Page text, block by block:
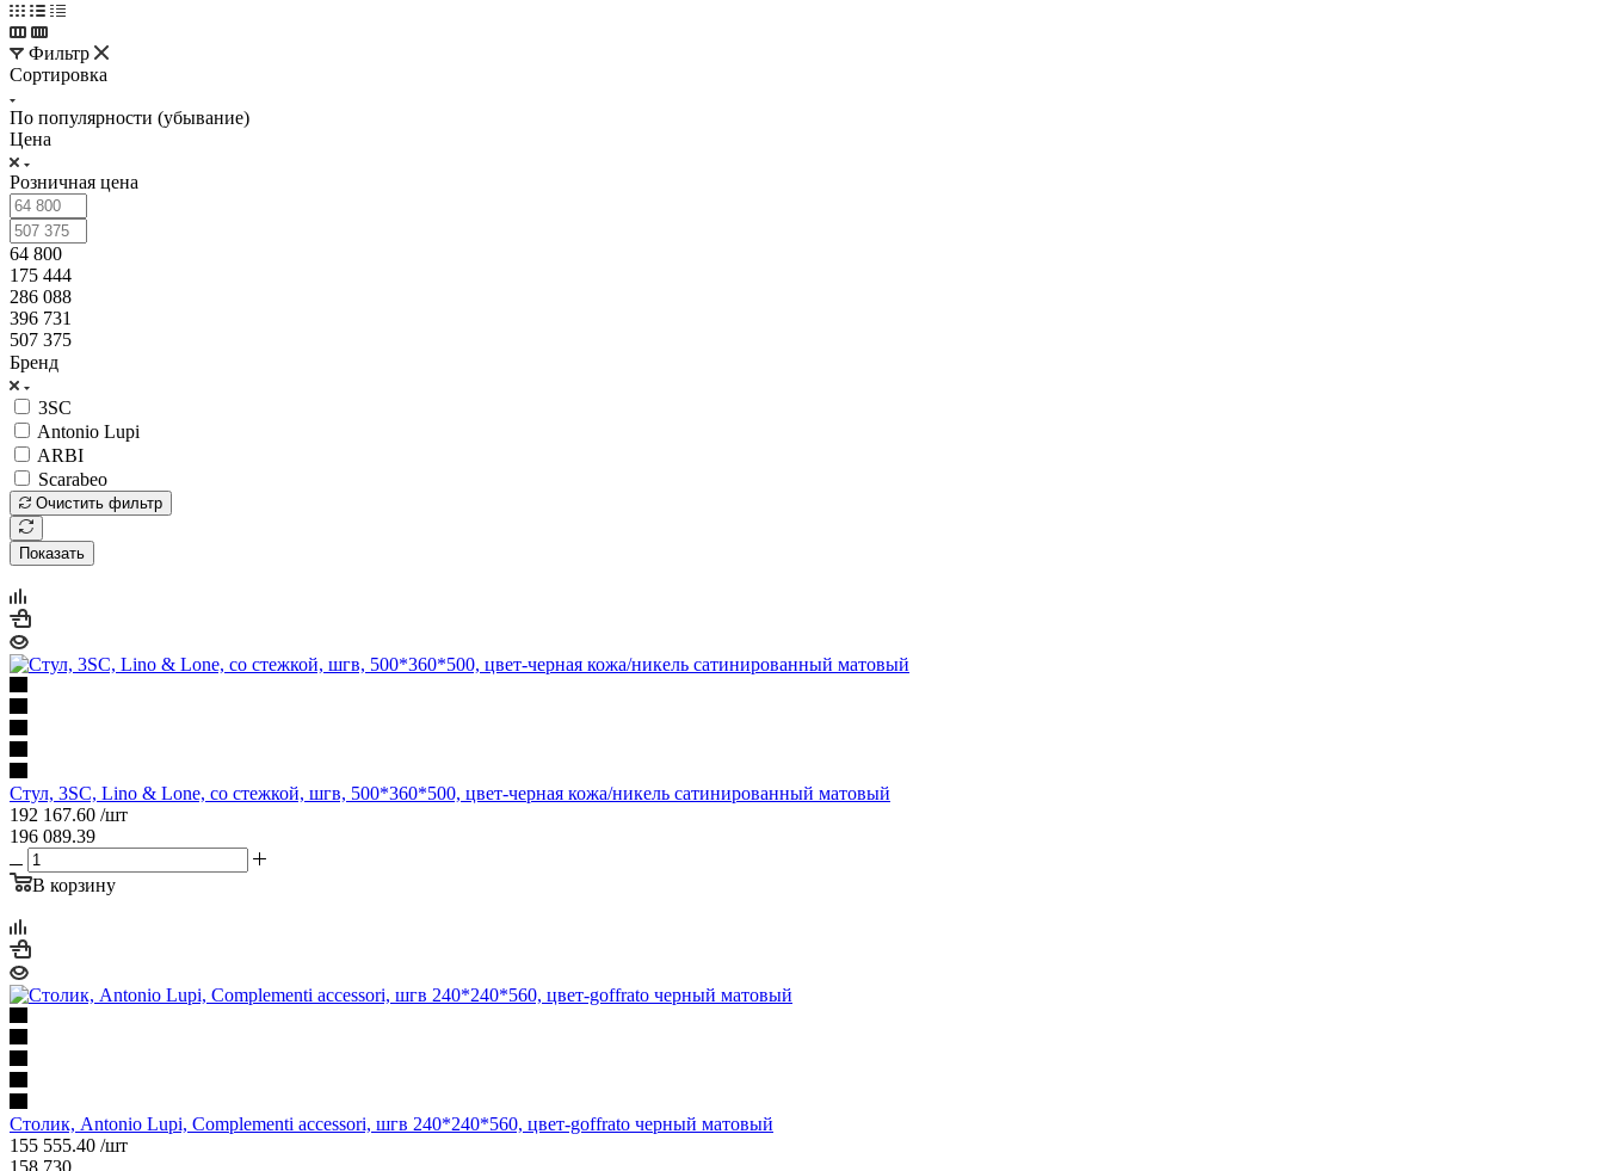
Фильтр
Сортировка
По популярности (убывание)
Цена
Розничная цена
64 800
175 444
286 088
396 731
507 375
Бренд
3SC
Antonio Lupi
ARBI
Scarabeo
Очистить фильтр
Показать
Стул, 3SC, Lino & Lone, со стежкой, шгв, 500*360*500, цвет-черная кожа/никель сатинированный матовый
192 167.60 /шт
196 089.39
В корзину
Столик, Antonio Lupi, Complementi accessori, шгв 240*240*560, цвет-goffrato черный матовый
155 555.40 /шт
158 730